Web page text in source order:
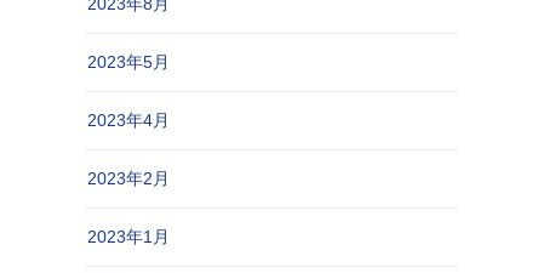
2023年8月
2023年5月
2023年4月
2023年2月
2023年1月